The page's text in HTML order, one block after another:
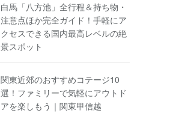
白馬「八方池」全行程＆持ち物・
注意点ほか完全ガイド！手軽にア
クセスできる国内最高レベルの絶
景スポット
関東近郊のおすすめコテージ10
選！ファミリーで気軽にアウトド
アを楽しもう｜関東甲信越